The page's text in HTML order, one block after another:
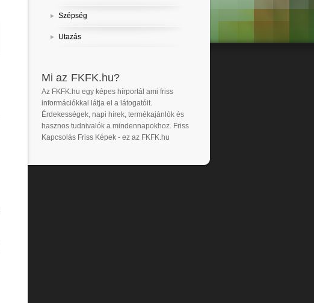
Szépség
Utazás
Mi az FKFK.hu?
Az FKFK.hu egy képes hírportál ami friss
információkkal látja el a látogatóit.
Érdekességek, napi hírek, termékajánlók és
hasznos tudnivalók a mindennapokhoz. Friss
Kapcsolás Friss Képek - ez az FKFK.hu